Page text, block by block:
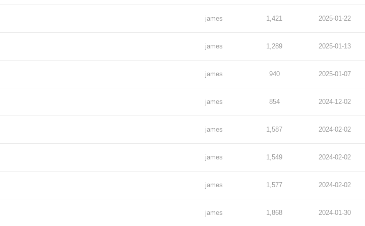
james 1,421 2025-01-22
james 1,289 2025-01-13
james 940 2025-01-07
james 854 2024-12-02
james 1,587 2024-02-02
james 1,549 2024-02-02
james 1,577 2024-02-02
james 1,868 2024-01-30